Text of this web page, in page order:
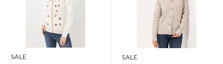
SALE
SALE